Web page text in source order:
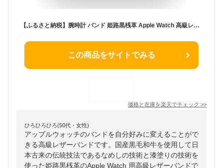
【ふるさと納税】腕時計 バンド 姫路黒桟革 Apple Watch 高級レザーバンド 45mm 替えベルト 革 レザーバンド アップルウォッチ スマートウォッチ 交換 交換ベルト 替えバンド
この商品をサイトでみる
価格と在庫を楽天でチェック >>
ひろひろひろ(50代・女性)
アップルウォッチのバンドを自分好みに変えることがで
きる高級レザーバンドです。国産黒毛和牛を使用して日
本古来の伝統技法であるなめしの技術と漆塗りの技術を
使った姫路黒桟革のApple Watch 用高級レザーバンドで